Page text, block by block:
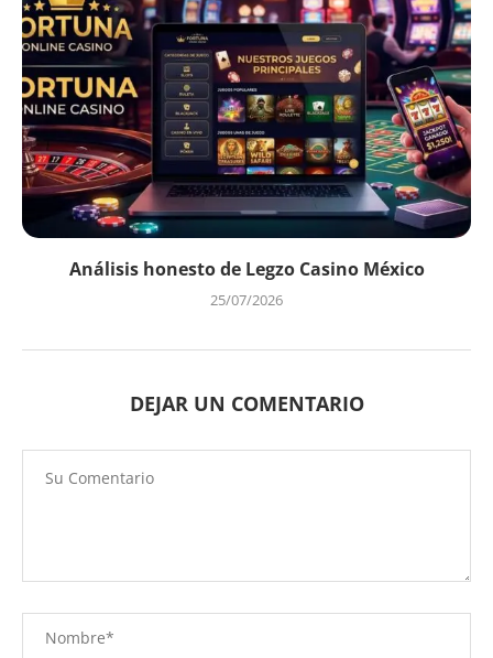
Análisis honesto de Legzo Casino México
25/07/2026
DEJAR UN COMENTARIO